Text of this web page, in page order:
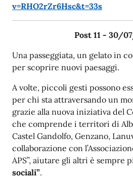
v=RHO2rZr6Hsc&t=33s
Post 11 - 30/
Una passeggiata, un gelato in
per scoprire nuovi paesaggi.
A volte, piccoli gesti possono
per chi sta attraversando un
grazie alla nuova iniziativa del
che comprende i territori di
Castel Gandolfo, Genzano,
collaborazione con
APS”, aiutare gli altri è sempre
sociali”.